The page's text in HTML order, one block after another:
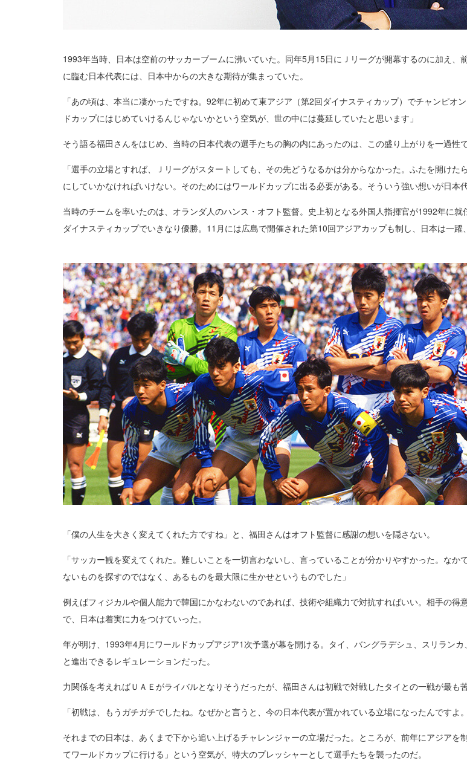
1993年当時、日本は空前のサッカーブームに沸いていた。同年5月15日にＪリーグが開幕するのに加え
に臨む日本代表には、日本中からの大きな期待が集まっていた。
「あの頃は、本当に凄かったですね。92年に初めて東アジア（第2回ダイナスティカップ）でチャンピ
ドカップにはじめていけるんじゃないかという空気が、世の中には蔓延していたと思います」
そう語る福田さんをはじめ、当時の日本代表の選手たちの胸の内にあったのは、この盛り上がりを一過性
「選手の立場とすれば、Ｊリーグがスタートしても、その先どうなるかは分からなかった。ふたを開け
にしていかなければいけない。そのためにはワールドカップに出る必要がある。そういう強い想いが日本
当時のチームを率いたのは、オランダ人のハンス・オフト監督。史上初となる外国人指揮官が1992年に
ダイナスティカップでいきなり優勝。11月には広島で開催された第10回アジアカップも制し、日本は一躍
「僕の人生を大きく変えてくれた方ですね」と、福田さんはオフト監督に感謝の想いを隠さない。
「サッカー観を変えてくれた。難しいことを一切言わないし、言っていることが分かりやすかった。な
ないものを探すのではなく、あるものを最大限に生かせというものでした」
例えばフィジカルや個人能力で韓国にかなわないのであれば、技術や組織力で対抗すればいい。相手の
で、日本は着実に力をつけていった。
年が明け、1993年4月にワールドカップアジア1次予選が幕を開ける。タイ、バングラデシュ、スリラン
と進出できるレギュレーションだった。
力関係を考えればＵＡＥがライバルとなりそうだったが、福田さんは初戦で対戦したタイとの一戦が最も
「初戦は、もうガチガチでしたね。なぜかと言うと、今の日本代表が置かれている立場になったんですよ
それまでの日本は、あくまで下から追い上げるチャレンジャーの立場だった。ところが、前年にアジア
てワールドカップに行ける」という空気が、特大のプレッシャーとして選手たちを襲ったのだ。